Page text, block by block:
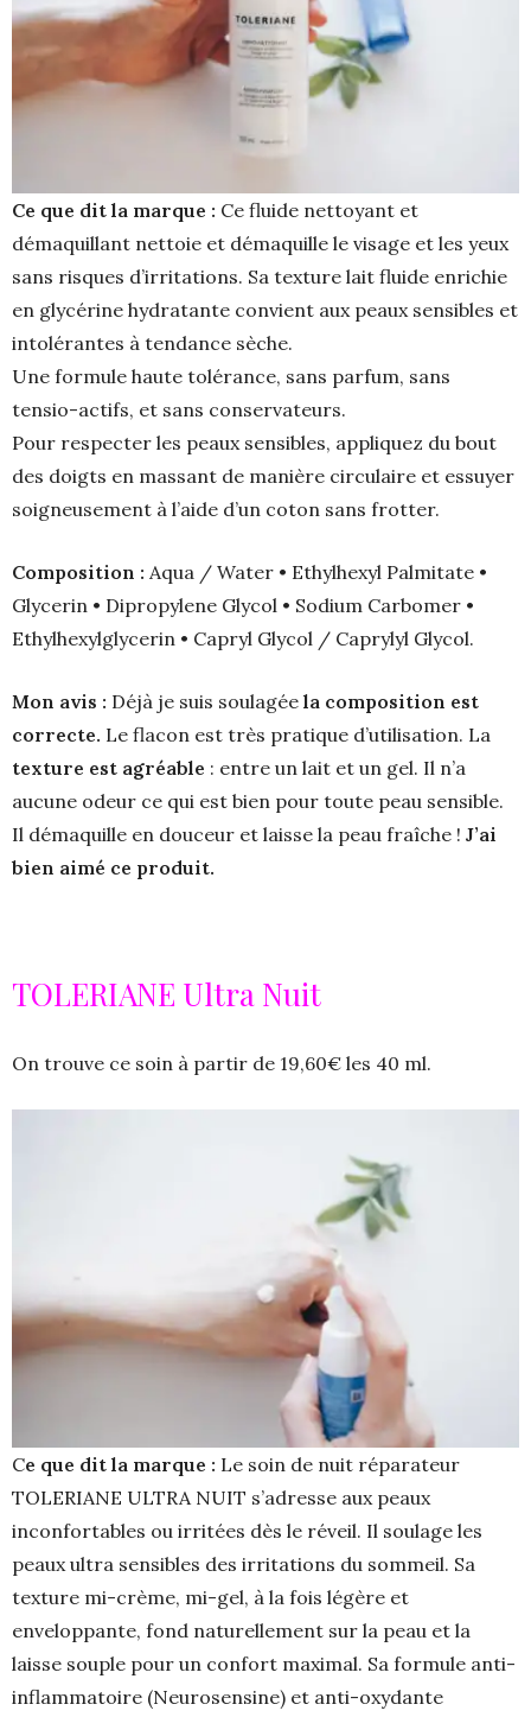
Ce que dit la marque : Ce fluide nettoyant et
démaquillant nettoie et démaquille le visage et les yeux
sans risques d’irritations. Sa texture lait fluide enrichie
en glycérine hydratante convient aux peaux sensibles et
intolérantes à tendance sèche.
Une formule haute tolérance, sans parfum, sans
tensio-actifs, et sans conservateurs.
Pour respecter les peaux sensibles, appliquez du bout
des doigts en massant de manière circulaire et essuyer
soigneusement à l’aide d’un coton sans frotter.
Composition : Aqua / Water • Ethylhexyl Palmitate •
Glycerin • Dipropylene Glycol • Sodium Carbomer •
Ethylhexylglycerin • Capryl Glycol / Caprylyl Glycol.
Mon avis : Déjà je suis soulagée la composition est
correcte. Le flacon est très pratique d’utilisation. La
texture est agréable : entre un lait et un gel. Il n’a
aucune odeur ce qui est bien pour toute peau sensible.
Il démaquille en douceur et laisse la peau fraîche ! J’ai
bien aimé ce produit.
TOLERIANE Ultra Nuit
On trouve ce soin à partir de 19,60€ les 40 ml.
Ce que dit la marque : Le soin de nuit réparateur
TOLERIANE ULTRA NUIT s’adresse aux peaux
inconfortables ou irritées dès le réveil. Il soulage les
peaux ultra sensibles des irritations du sommeil. Sa
texture mi-crème, mi-gel, à la fois légère et
enveloppante, fond naturellement sur la peau et la
laisse souple pour un confort maximal. Sa formule anti-
inflammatoire (Neurosensine) et anti-oxydante